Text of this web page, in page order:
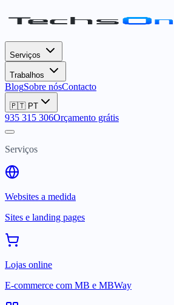
Serviços
Trabalhos
BlogSobre nósContacto
🇵🇹 PT
935 315 306Orçamento grátis
Serviços
Websites a medida
Sites e landing pages
Lojas online
E-commerce com MB e MBWay